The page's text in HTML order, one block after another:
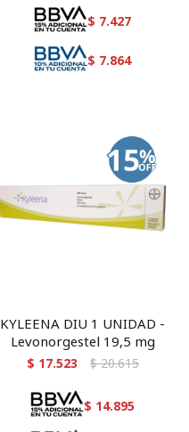
$ 7.427
$ 7.864
KYLEENA DIU 1 UNIDAD -
Levonorgestel 19,5 mg
$ 17.523 $ 20.615
$ 14.895